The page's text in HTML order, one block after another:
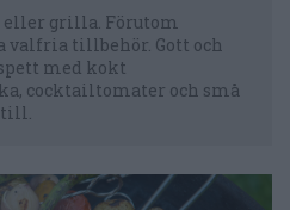
eller grilla. Förutom
valfria tillbehör. Gott och
med kokt
cocktailtomater och små